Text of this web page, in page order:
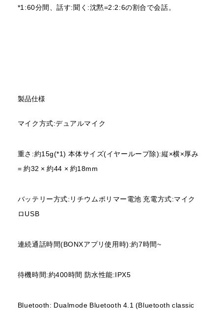
*1:60分間、話す:聞く:沈黙=2:2:6の割合で会話。
製品仕様
マイク方式:デュアルマイク
重さ:約15g(*1) 本体サイズ(イヤーループ除):縦×横×厚み
= 約32 × 約44 × 約18mm
バッテリー方式:リチウムポリマー電池 充電方式:マイク
ロUSB
連続通話時間(BONXアプリ使用時):約7時間~
待機時間:約400時間 防水性能:IPX5
Bluetooth: Dualmode Bluetooth 4.1 (Bluetooth classic